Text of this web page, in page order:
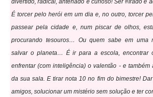
É torcer pelo herói em um dia e, no outro, torcer
passear pela cidade e, num piscar de olhos,
procurando tesouros… Ou quem sabe em uma
salvar o planeta… É ir para a escola, encontrar
enfrentar (com inteligência) o valentão - e também
da sua sala. E tirar nota 10 no fim do bimestre!
amigos, solucionar um mistério sem solução e ter